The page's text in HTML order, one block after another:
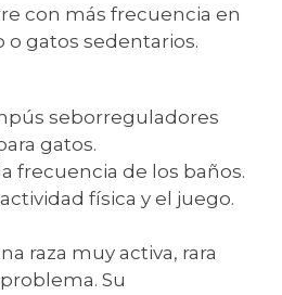
con más frecuencia en
o gatos sedentarios.
seborreguladores
gatos.
frecuencia de los baños.
física y el juego.
raza muy activa, rara
Su